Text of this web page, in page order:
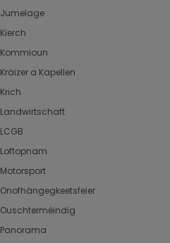
Jumelage
Kierch
Kommioun
Kräizer a Kapellen
Krich
Landwirtschaft
LCGB
Loftopnam
Motorsport
Onofhängegkeetsfeier
Ouschterméindig
Panorama